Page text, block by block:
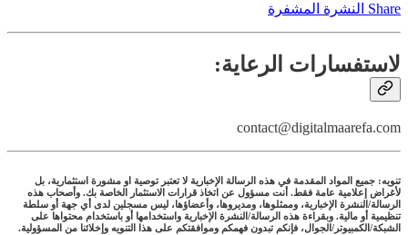
Share النشرة المشفرة
لاستفسارات الرعاية:
contact@digitalmaarefa.com
تنويه: جميع المواد المقدمة في هذه الرسالة الإخبارية لا تعتبر توصية او مشورة استثمارية، بل
لأغراض إعلامية عامة فقط. أنت مسؤول عن اتخاذ قرارات الاستثمار الخاصة بك. وأصحاب هذه
الرسالة/النشرة الإخبارية، وممثلوها، ومديروها، وأعضاؤها، ليس مسجلين لدى أي جهة أو سلطة
تنظيمية أو مالية. وبقراءة هذه الرسالة/النشرة الإخبارية واستخدامها أو باستخدام محتواها على
الشبكة/الكمبيوتر/الجوال، فإنكم تبدون فهمكم وموافقتكم على هذا التنويه وإخلائنا من المسؤولية.